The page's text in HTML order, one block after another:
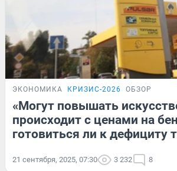
ЭКОНОМИКА КРИЗИС-2026 ОБЗОР
«Могут повышать
происходит с ценами на
готовиться ли к дефициту
21 сентября, 2025, 07:30 3 232 8